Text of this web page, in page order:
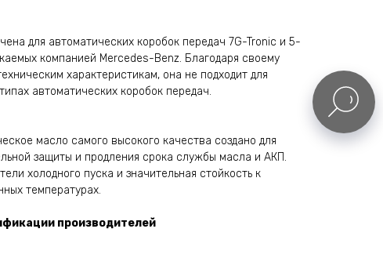
для автоматических коробок передач 7G-Tronic и 5-
компанией Mercedes-Benz. Благодаря своему
характеристикам, она не подходит для
автоматических коробок передач.
масло самого высокого качества создано для
защиты и продления срока службы масла и АКП.
холодного пуска и значительная стойкость к
температурах.
производителей